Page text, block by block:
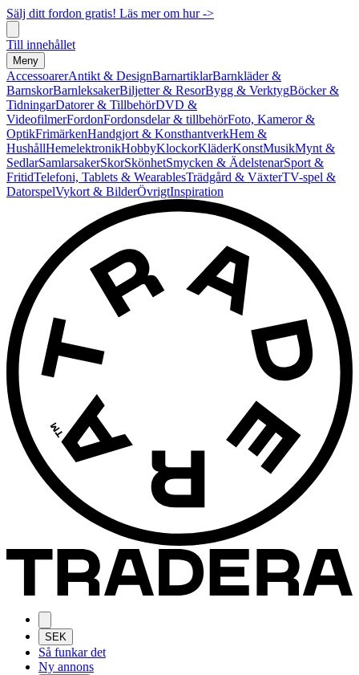
Sälj ditt fordon gratis! Läs mer om hur ->
Till innehållet
Meny
AccessoarerAntikt & DesignBarnartiklarBarnkläder &
BarnskorBarnleksakerBiljetter & ResorBygg & VerktygBöcker &
TidningarDatorer & TillbehörDVD &
VideofilmerFordonFordonsdelar & tillbehörFoto, Kameror &
OptikFrimärkenHandgjort & KonsthantverkHem &
HushållHemelektronikHobbyKlockorKläderKonstMusikMynt &
SedlarSamlarsakerSkorSkönhetSmycken & ÄdelstenarSport &
FritidTelefoni, Tablets & WearablesTrädgård & VäxterTV-spel &
DatorspelVykort & BilderÖvrigtInspiration
SEK
Så funkar det
Ny annons